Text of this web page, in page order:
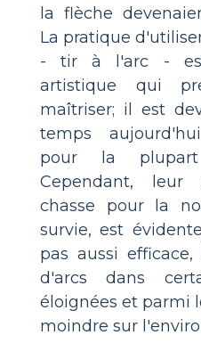
la flèche
La pratique
- tir à l'arc - est
artistique qui
maîtriser; il est
temps
pour la plupart
Cependant,
chasse pour la
survie, est
pas aussi
d'arcs dans
éloignées et parmi
moindre sur